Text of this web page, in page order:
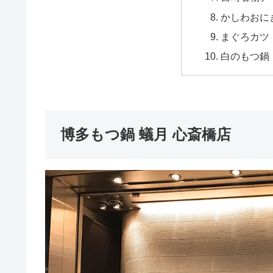
かしわおに
まぐろカツ
白のもつ鍋
博多もつ鍋 蟻月 心斎橋店